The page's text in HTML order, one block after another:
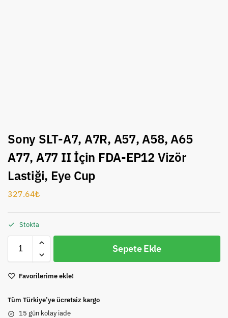
Sony SLT-A7, A7R, A57, A58, A65
A77, A77 II İçin FDA-EP12 Vizör
Lastiği, Eye Cup
327.64₺
Stokta
Sepete Ekle
Favorilerime ekle!
Tüm Türkiye’ye ücretsiz kargo
15 gün kolay iade